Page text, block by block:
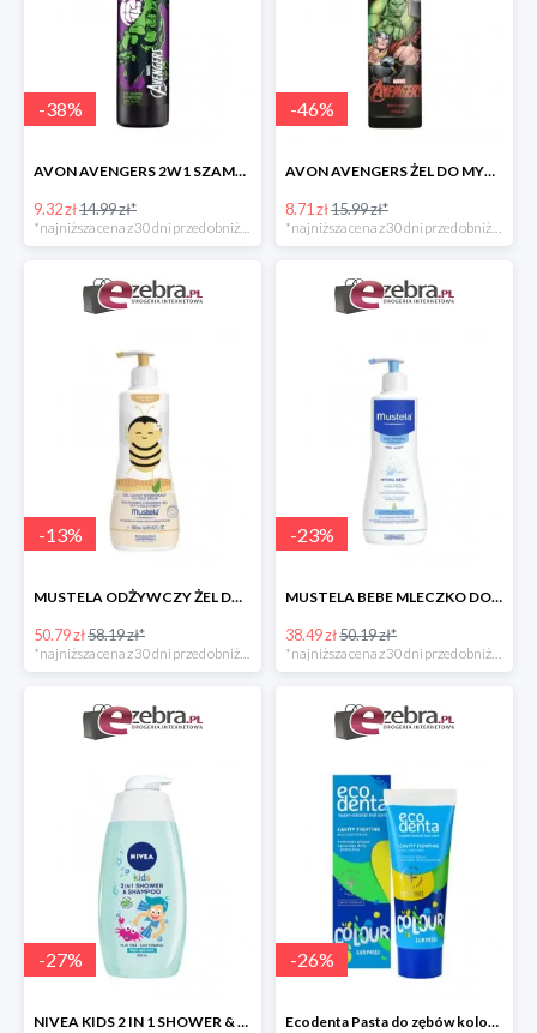
-38%
AVON AVENGERS 2W1 SZAMPON DO WŁOSÓW I ODŻYWKA
9.32 zł14.99 zł*
*najniższa cena z 30 dni przed obniżką
-46%
AVON AVENGERS ŻEL DO MYCIA CIAŁA
8.71 zł15.99 zł*
*najniższa cena z 30 dni przed obniżką
-13%
MUSTELA ODŻYWCZY ŻEL DO MYCIA DLA DZIECI
50.79 zł58.19 zł*
-23%
MUSTELA BEBE MLECZKO DO CIAŁA DLA DZIECI
38.49 zł50.19 zł*
-27%
NIVEA KIDS 2 IN 1 SHOWER & SZAMPOO ŻEL DO MYCIA CIAŁA I WŁOSÓW
-26%
Ecodenta Pasta do zębów kolorowa niespodzianka